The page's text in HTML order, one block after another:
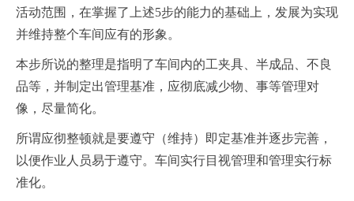
活动范围，在掌握了上述5步的能力的基础上，发展为实现
并维持整个车间应有的形象。
本步所说的整理是指明了车间内的工夹具、半成品、不良
品等，并制定出管理基准，应彻底减少物、事等管理对
像，尽量简化。
所谓应彻整顿就是要遵守（维持）即定基准并逐步完善，
以便作业人员易于遵守。车间实行目视管理和管理实行标
准化。